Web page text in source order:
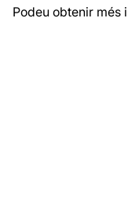
Podeu obtenir més